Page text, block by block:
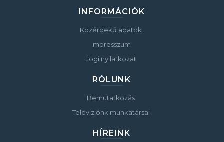
INFORMÁCIÓK
Közérdekű adatok
Impresszum
Jogi nyilatkozat
RÓLUNK
Bemutatkozás
Televíziónk munkatársai
HÍREINK